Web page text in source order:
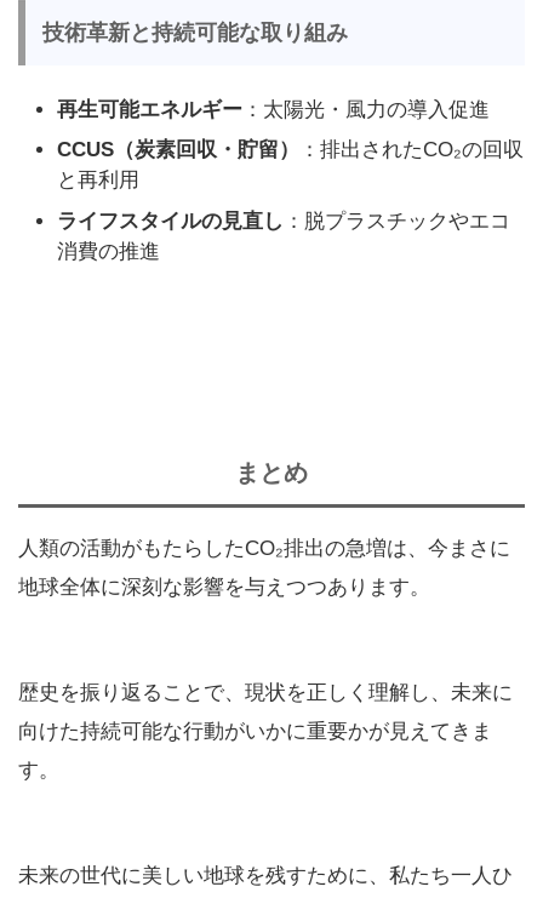
技術革新と持続可能な取り組み
再生可能エネルギー ：太陽光・風力の導入促進
CCUS（炭素回収・貯留）
：排出されたCO₂の回収
と再利用
ライフスタイルの見直し ：脱プラスチックやエコ
消費の推進
まとめ
人類の活動がもたらしたCO₂排出の急増は、今まさに
地球全体に深刻な影響を与えつつあります。
歴史を振り返ることで、現状を正しく理解し、未来に
向けた持続可能な行動がいかに重要かが見えてきま
す。
未来の世代に美しい地球を残すために、私たち一人ひ